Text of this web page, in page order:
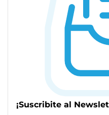
¡Suscribite al